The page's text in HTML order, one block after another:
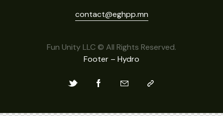
contact@eghpp.mn
Fun Unity LLC © All Rights Reserved.
Footer – Hydro